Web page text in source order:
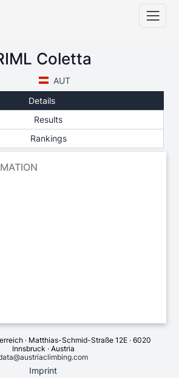
Coletta
AUT
Details
Results
Rankings
· Matthias-Schmid-Straße 12E · 6020
Innsbruck · Austria
Imprint